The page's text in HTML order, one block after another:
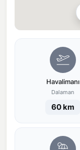
Havalimanı
Dalaman
60 km